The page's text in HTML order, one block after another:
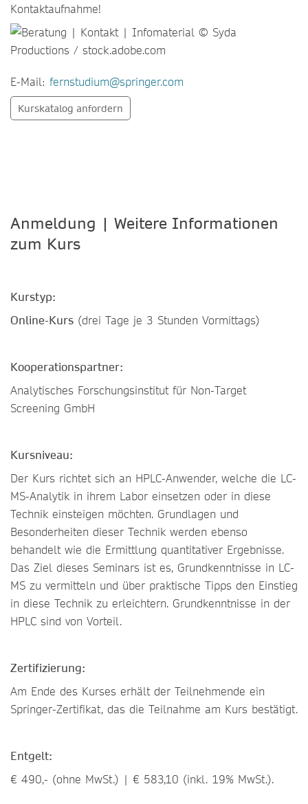
Kontaktaufnahme!
E-Mail: fernstudium@springer.com
Kurskatalog anfordern
Anmeldung | Weitere Informationen
zum Kurs
Kurstyp:
Online-Kurs (drei Tage je 3 Stunden Vormittags)
Kooperationspartner:
Analytisches Forschungsinstitut für Non-Target
Screening GmbH
Kursniveau:
Der Kurs richtet sich an HPLC-Anwender, welche die LC-
MS-Analytik in ihrem Labor einsetzen oder in diese
Technik einsteigen möchten. Grundlagen und
Besonderheiten dieser Technik werden ebenso
behandelt wie die Ermittlung quantitativer Ergebnisse.
Das Ziel dieses Seminars ist es, Grundkenntnisse in LC-
MS zu vermitteln und über praktische Tipps den Einstieg
in diese Technik zu erleichtern. Grundkenntnisse in der
HPLC sind von Vorteil.
Zertifizierung:
Am Ende des Kurses erhält der Teilnehmende ein
Springer-Zertifikat, das die Teilnahme am Kurs bestätigt.
Entgelt:
€ 490,- (ohne MwSt.) | € 583,10 (inkl. 19% MwSt.).